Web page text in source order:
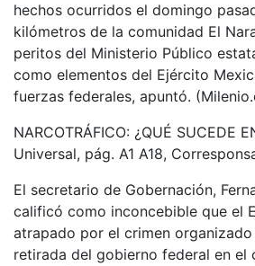
hechos ocurridos el domingo
kilómetros de la comunidad El
peritos del Ministerio Público
como elementos del Ejército
fuerzas federales, apuntó.
NARCOTRÁFICO: ¿QUÉ SUCEDE
Universal, pág. A1 A18,
El secretario de Gobernación,
calificó como inconcebible que el
atrapado por el crimen
retirada del gobierno federal en el